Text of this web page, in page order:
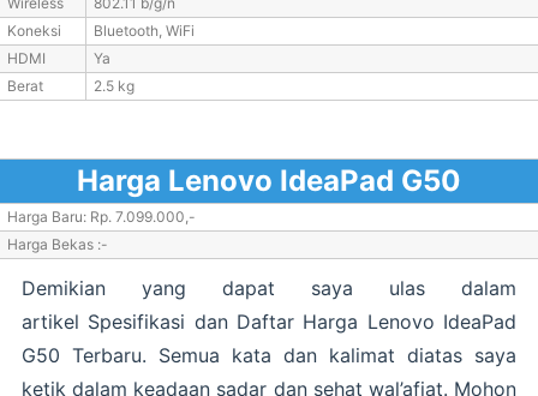
Koneksi
Bluetooth, WiFi
HDMI
Ya
Berat
2.5 kg
Harga Lenovo IdeaPad G50
Harga Baru: Rp. 7.099.000,-
Harga Bekas :-
Demikian yang dapat saya ulas dalam
artikel Spesifikasi dan Daftar Harga Lenovo IdeaPad
G50 Terbaru. Semua kata dan kalimat diatas saya
ketik dalam keadaan sadar dan sehat wal’afiat. Mohon